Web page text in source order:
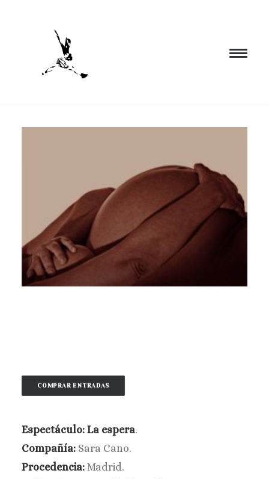
PROYECTOS
EL ESPACIO
CONTACTO
BUSCAR
COMPRAR ENTRADAS
Espectáculo: La espera.
Compañía: Sara Cano.
Procedencia: Madrid.